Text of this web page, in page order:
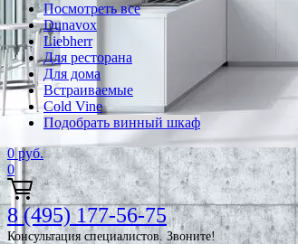
Посмотреть все
Dunavox
Liebherr
Для ресторана
Для дома
Встраиваемые
Cold Vine
Подобрать винный шкаф
0 руб.
0
8 (495) 177-56-75
Консультация специалистов. Звоните!